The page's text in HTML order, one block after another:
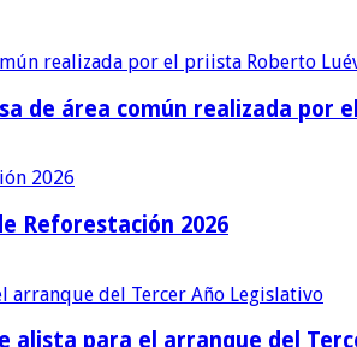
de área común realizada por
Reforestación 2026
alista para el arranque del